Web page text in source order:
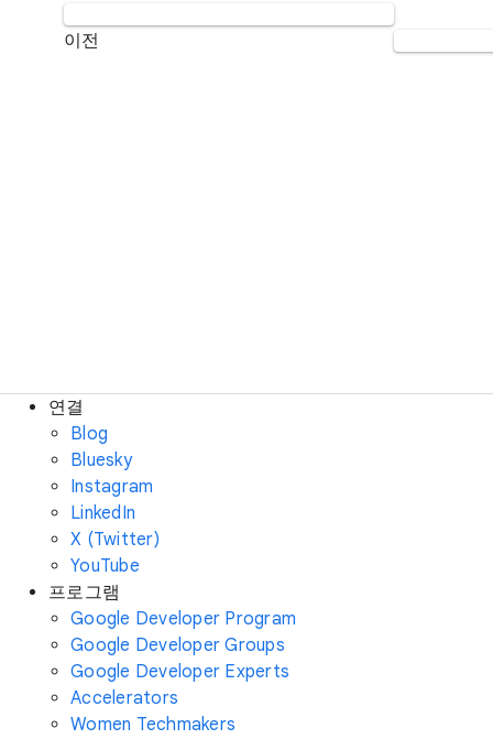
이전
연결
Blog
Bluesky
Instagram
LinkedIn
X (Twitter)
YouTube
프로그램
Google Developer Program
Google Developer Groups
Google Developer Experts
Accelerators
Women Techmakers